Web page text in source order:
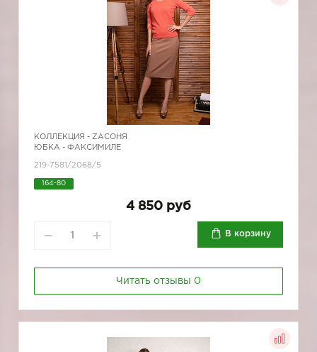
КОЛЛЕКЦИЯ - ZAСОНЯ
ЮБКА - ФАКСИМИЛЕ
219-7581/2068/5
164-80
4 850 руб
В корзину
Читать отзывы 0